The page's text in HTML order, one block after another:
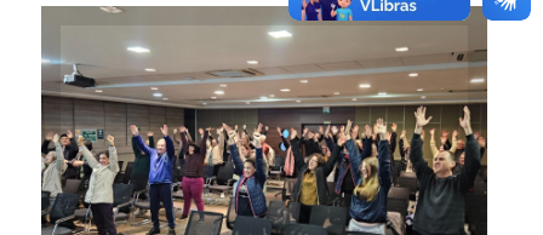
Iniciativa foi desenvolvida no
Anfiteatro da Unimed